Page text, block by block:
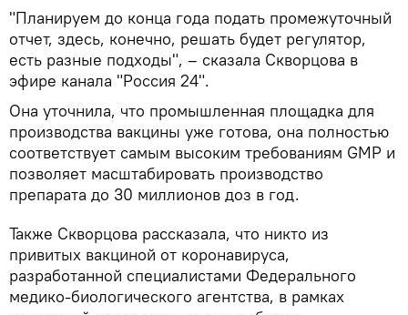
"Планируем до конца года подать промежуточный
отчет, здесь, конечно, решать будет регулятор,
есть разные подходы", – сказала Скворцова в
эфире канала "Россия 24".
Она уточнила, что промышленная площадка для
производства вакцины уже готова, она полностью
соответствует самым высоким требованиям GMP и
позволяет масштабировать производство
препарата до 30 миллионов доз в год.
Также Скворцова рассказала, что никто из
привитых вакциной от коронавируса,
разработанной специалистами Федерального
медико-биологического агентства, в рамках